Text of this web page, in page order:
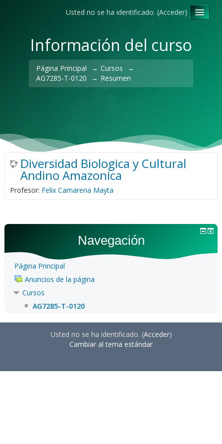
Usted no se ha identificado. (Acceder)
Información del curso
Página Principal → Cursos
→
AG7285-T-0120
→ Resumen
Diversidad Biologica y Cultural
Andino Amazonica
Profesor: Felix Camarena Mayta
Navegación
Página Principal
Anuncios de la página
Cursos
AG7285-T-0120
Usted no se ha identificado. (Acceder)
Cambiar al tema estándar